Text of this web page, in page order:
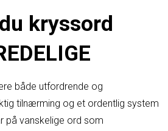
kryssord
både utfordrende og
tilnærming og et ordentlig system
på vanskelige ord som